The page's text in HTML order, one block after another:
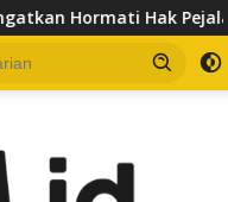
Hormati Hak Pejalan Kaki